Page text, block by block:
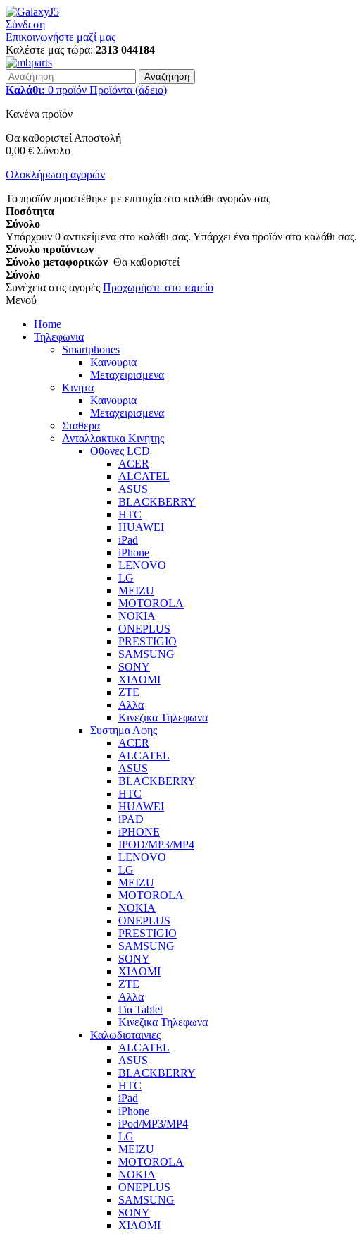
Σύνδεση
Επικοινωνήστε μαζί μας
Καλέστε μας τώρα: 2313 044184
Αναζήτηση
Καλάθι: 0 προϊόν Προϊόντα (άδειο)
Κανένα προϊόν
Θα καθοριστεί Αποστολή
0,00 € Σύνολο
Ολοκλήρωση αγορών
Το προϊόν προστέθηκε με επιτυχία στο καλάθι αγορών σας
Ποσότητα
Σύνολο
Υπάρχουν 0 αντικείμενα στο καλάθι σας. Υπάρχει ένα προϊόν στο καλάθι σας.
Σύνολο προϊόντων
Σύνολο μεταφορικών Θα καθοριστεί
Σύνολο
Συνέχεια στις αγορές Προχωρήστε στο ταμείο
Μενού
Home
Τηλεφωνια
Smartphones
Καινουρια
Μεταχειρισμενα
Κινητα
Καινουρια
Μεταχειρισμενα
Σταθερα
Ανταλλακτικα Κινητης
Οθονες LCD
ACER
ALCATEL
ASUS
BLACKBERRY
HTC
HUAWEI
iPad
iPhone
LENOVO
LG
MEIZU
MOTOROLA
NOKIA
ONEPLUS
PRESTIGIO
SAMSUNG
SONY
XIAOMI
ZTE
Αλλα
Κινεζικα Τηλεφωνα
Συστημα Αφης
ACER
ALCATEL
ASUS
BLACKBERRY
HTC
HUAWEI
iPAD
iPHONE
IPOD/MP3/MP4
LENOVO
LG
MEIZU
MOTOROLA
NOKIA
ONEPLUS
PRESTIGIO
SAMSUNG
SONY
XIAOMI
ZTE
Αλλα
Για Tablet
Κινεζικα Τηλεφωνα
Καλωδιοταινιες
ALCATEL
ASUS
BLACKBERRY
HTC
iPad
iPhone
iPod/MP3/MP4
LG
MEIZU
MOTOROLA
NOKIA
ONEPLUS
SAMSUNG
SONY
XIAOMI